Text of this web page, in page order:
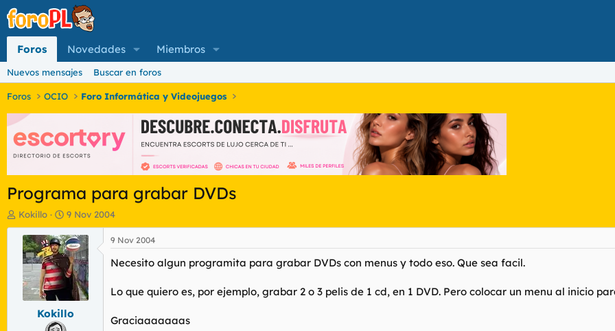
Foros Novedades Miembros
Nuevos mensajes Buscar en foros
Foros OCIO Foro Informática y Videojuegos
Programa para grabar DVDs
I
n
a
d
o
Kokillo
F
e
c
h
a
d
i
n
9 Nov 2004
Kokillo
9 Nov 2004
Necesito algun programita para grabar DVDs con menus y todo eso. Que sea facil.
Lo que quiero es, por ejemplo, grabar 2 o 3 pelis de 1 cd, en 1 DVD. Pero colocar un menu al inicio
Graciaaaaaaas